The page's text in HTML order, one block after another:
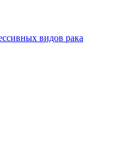
видов рака